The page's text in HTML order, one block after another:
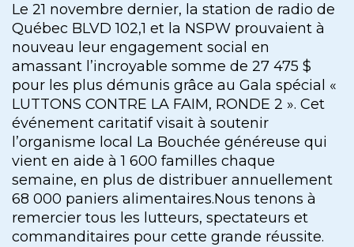
Le 21 novembre dernier, la station de radio de
Québec BLVD 102,1 et la NSPW prouvaient à
nouveau leur engagement social en
amassant l’incroyable somme de 27 475 $
pour les plus démunis grâce au Gala spécial «
LUTTONS CONTRE LA FAIM, RONDE 2 ». Cet
événement caritatif visait à soutenir
l’organisme local La Bouchée généreuse qui
vient en aide à 1 600 familles chaque
semaine, en plus de distribuer annuellement
68 000 paniers alimentaires.Nous tenons à
remercier tous les lutteurs, spectateurs et
commanditaires pour cette grande réussite.